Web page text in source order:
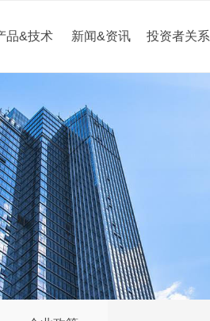
品&技术 新闻&资讯 投资者关系